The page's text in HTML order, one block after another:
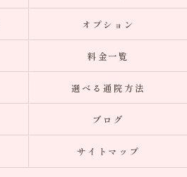
オプション
料金一覧
選べる通院方法
ブログ
サイトマップ